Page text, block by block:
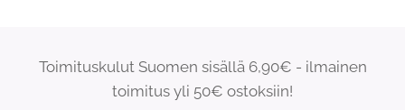
Toimituskulut Suomen sisällä 6,90€ - ilmainen
toimitus yli 50€ ostoksiin!